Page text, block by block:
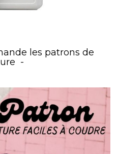
les patrons de